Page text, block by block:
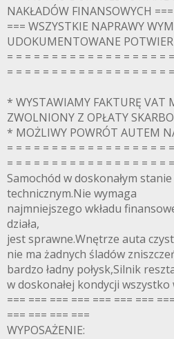
NAKŁADÓW FINANSOWYCH ===
=== WSZYSTKIE NAPRAWY
UDOKUMENTOWANE
= = = = = = = = = = = = = = = = = =
= = = = = = = = = = = = = = = = = = =
* WYSTAWIAMY FAKTURĘ VAT
ZWOLNIONY Z OPŁATY
* MOŻLIWY POWRÓT AUTEM
= = = = = = = = = = = = = = = = = =
= = = = = = = = = = = = = = = = = = =
Samochód w doskonałym
technicznym.Nie wymaga
najmniejszego wkładu
działa,
jest sprawne.Wnętrze auta
nie ma żadnych śladów
bardzo ładny połysk,Silnik
w doskonałej kondycji wszystko
=== === === === === === ===
=== === === ===
WYPOSAŻENIE: